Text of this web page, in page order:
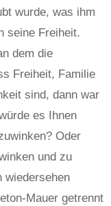
wurde, was ihm
seine Freiheit.
dem die
Freiheit, Familie
sind, dann war
es Ihnen
Oder
und zu
wiedersehen
Mauer getrennt